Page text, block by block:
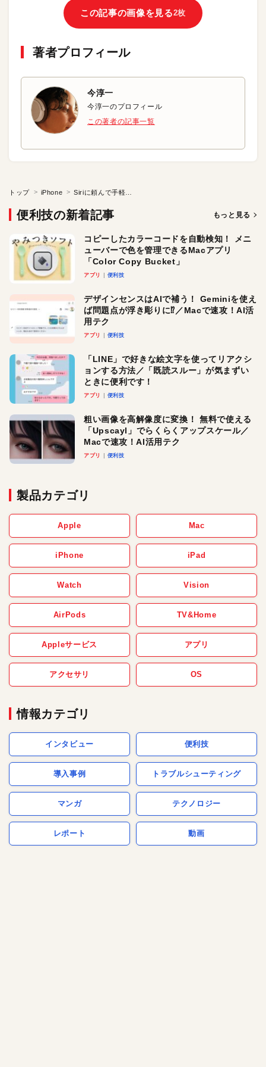
この記事の画像を見る2枚
著者プロフィール
今淳一
今淳一のプロフィール
この著者の記事一覧
トップ iPhone
便利技の新着記事 もっと見る
コピーしたカラーコードを自動検知！ メニ
ューバーで色を管理できるMacアプリ
「Color Copy Bucket」
アプリ 便利技
デザインセンスはAIで補う！ Geminiを使え
ば問題点が浮き彫りに⁉︎／Macで速攻！AI活
用テク
アプリ 便利技
「LINE」で好きな絵文字を使ってリアクシ
ョンする方法／「既読スルー」が気まずい
ときに便利です！
アプリ 便利技
粗い画像を高解像度に変換！ 無料で使える
「Upscayl」でらくらくアップスケール／
Macで速攻！AI活用テク
アプリ 便利技
製品カテゴリ
Apple Mac
iPhone iPad
Watch Vision
AirPods TV&Home
Appleサービス アプリ
アクセサリ OS
情報カテゴリ
インタビュー 便利技
導入事例 トラブルシューティング
マンガ テクノロジー
レポート 動画